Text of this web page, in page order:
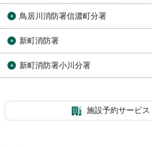
鳥居川消防署信濃町分署
新町消防署
新町消防署小川分署
施設予約サービス